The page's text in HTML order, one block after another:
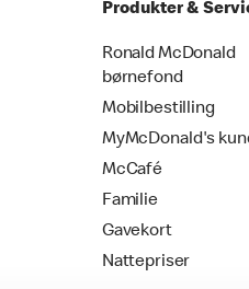
Produkter &
Ronald McDonald
børnefond
Mobilbestilling
MyMcDonald's
McCafé
Familie
Gavekort
Nattepriser